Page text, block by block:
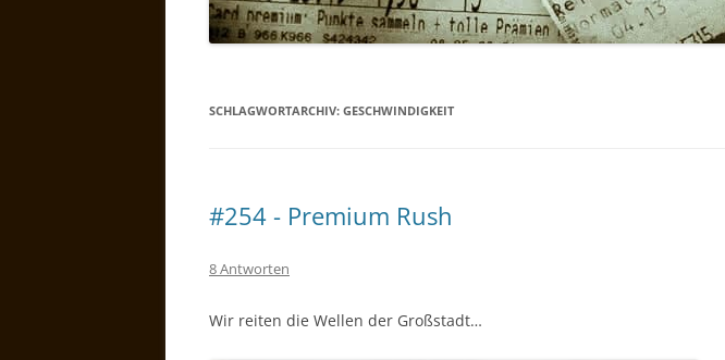
SCHLAGWORTARCHIV: GESCHWINDIGKEIT
#254 - Premium Rush
8 Antworten
Wir reiten die Wellen der Großstadt…